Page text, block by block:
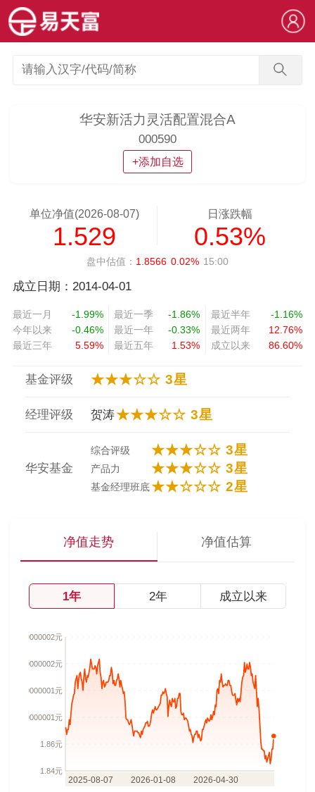
华安新活力灵活配置混合A
000590
+添加自选
单位净值(2026-08-07)
1.529
日涨跌幅
0.53%
盘中估值： 1.8566 0.02% 15:00
成立日期：2014-04-01
最近一月 -1.99% 最近一季 -1.86% 最近半年
-1.16%
今年以来
-0.46% 最近一年 -0.33% 最近两年
12.76%
最近三年
5.59% 最近五年 1.53% 成立以来 86.60%
基金评级 ★★★☆☆ 3星
经理评级 贺涛★★★☆☆ 3星
华安基金
综合评级 ★★★☆☆ 3星
产品力 ★★★☆☆ 3星
基金经理班底★★☆☆☆ 2星
净值走势 净值估算
1年 2年 成立以来